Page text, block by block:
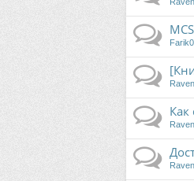
Raven
Как
Raven
Raven